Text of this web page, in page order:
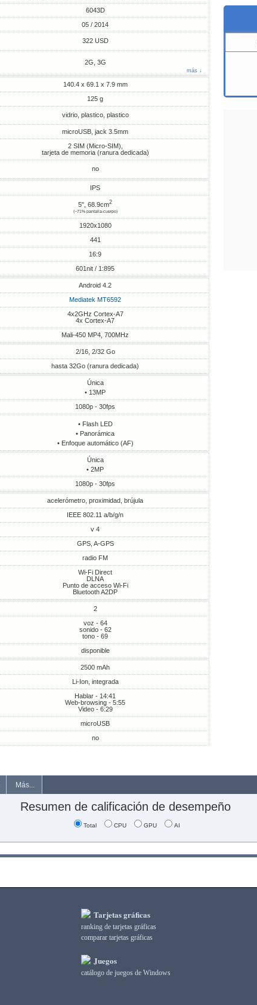
6043D
05 / 2014
322 USD
2G, 3G
más ↓
140.4 x 69.1 x 7.9 mm
125 g
vidrio, plastico, plastico
microUSB, jack 3.5mm
2 SIM (Micro-SIM),
tarjeta de memoria (ranura dedicada)
no
IPS
5", 68.9cm2
(~71% pantalla-cuerpo)
1920x1080
441
16:9
601nit / 1:895
Android 4.2
Mediatek MT6592
4x2GHz Cortex-A7
4x Cortex-A7
Mali-450 MP4, 700MHz
2/16, 2/32 Go
hasta 32Go (ranura dedicada)
Única
• 13MP
1080p - 30fps
• Flash LED
• Panorámica
• Enfoque automático (AF)
Única
• 2MP
1080p - 30fps
acelerómetro, proximidad, brújula
IEEE 802.11 a/b/g/n
v 4
GPS, A-GPS
radio FM
Wi-Fi Direct
DLNA
Punto de acceso Wi-Fi
Bluetooth A2DP
2
voz - 64
sonido - 62
tono - 69
disponible
2500 mAh
Li-Ion, integrada
Hablar - 14:41
Web-browsing - 5:55
Video - 6:29
microUSB
no
Más...
Resumen de calificación de desempeño
Total CPU GPU AI
Tarjetas gráficas
ranking de tarjetas gráficas
comparar tarjetas gráficas
Juegos
catálogo de juegos de Windows